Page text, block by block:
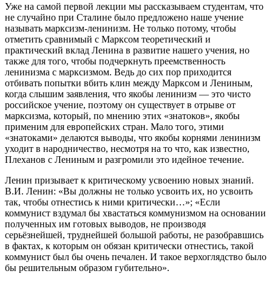
Уже на самой первой лекции мы рассказываем студентам, что
не случайно при Сталине было предложено наше учение
называть марксизм-ленинизм. Не только потому, чтобы
отметить сравнимый с Марксом теоретический и
практический вклад Ленина в развитие нашего учения, но
также для того, чтобы подчеркнуть преемственность
ленинизма с марксизмом. Ведь до сих пор приходится
отбивать попытки вбить клин между Марксом и Лениным,
когда слышим заявления, что якобы ленинизм — это чисто
российское учение, поэтому он существует в отрыве от
марксизма, который, по мнению этих «знатоков», якобы
применим для европейских стран. Мало того, этими
«знатоками» делаются выводы, что якобы корнями ленинизм
уходит в народничество, несмотря на то что, как известно,
Плеханов с Лениным и разгромили это идейное течение.
Ленин призывает к критическому усвоению новых знаний.
В.И. Ленин: «Вы должны не только усвоить их, но усвоить
так, чтобы отнестись к ними критически…»; «Если
коммунист вздумал бы хвастаться коммунизмом на основании
полученных им готовых выводов, не производя
серьёзнейшей, труднейшей большой работы, не разобравшись
в фактах, к которым он обязан критически отнестись, такой
коммунист был бы очень печален. И такое верхоглядство было
бы решительным образом губительно».